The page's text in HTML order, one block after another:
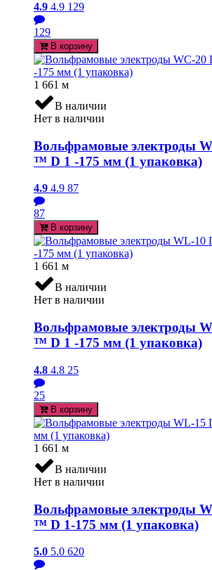
4.9 4.9 129
129
В корзину
1 661 м
В наличии
Нет в наличии
Вольфрамовые электроды
™ D 1 -175 мм (1 упаковка)
4.9 4.9 87
87
В корзину
1 661 м
В наличии
Нет в наличии
Вольфрамовые электроды
™ D 1 -175 мм (1 упаковка)
4.8 4.8 25
25
В корзину
1 661 м
В наличии
Нет в наличии
Вольфрамовые электроды
™ D 1-175 мм (1 упаковка)
5.0 5.0 620